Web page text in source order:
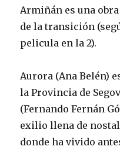
Armiñán es una
de la transición
pelicula en la 2).
Aurora (Ana Belén)
la Provincia de
(Fernando Fernán
exilio llena de
donde ha vivido